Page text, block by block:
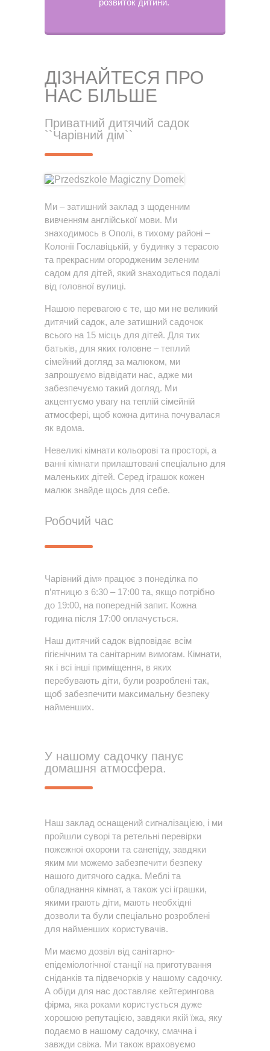
розвиток дитини.
ДІЗНАЙТЕСЯ ПРО
НАС БІЛЬШЕ
Приватний дитячий садок
``Чарівний дім``
Ми – затишний заклад з щоденним
вивченням англійської мови. Ми
знаходимось в Ополі, в тихому районі –
Колонії Гославіцькій, у будинку з терасою
та прекрасним огородженим зеленим
садом для дітей, який знаходиться подалі
від головної вулиці.
Нашою перевагою є те, що ми не великий
дитячий садок, але затишний садочок
всього на 15 місць для дітей. Для тих
батьків, для яких головне – теплий
сімейний догляд за малюком, ми
запрошуємо відвідати нас, адже ми
забезпечуємо такий догляд. Ми
акцентуємо увагу на теплій сімейній
атмосфері, щоб кожна дитина почувалася
як вдома.
Невеликі кімнати кольорові та просторі, а
ванні кімнати прилаштовані спеціально для
маленьких дітей. Серед іграшок кожен
малюк знайде щось для себе.
Робочий час
Чарівний дім» працює з понеділка по
п’ятницю з 6:30 – 17:00 та, якщо потрібно
до 19:00, на попередній запит. Кожна
година після 17:00 оплачується.
Наш дитячий садок відповідає всім
гігієнічним та санітарним вимогам. Кімнати,
як і всі інші приміщення, в яких
перебувають діти, були розроблені так,
щоб забезпечити максимальну безпеку
найменших.
У нашому садочку панує
домашня атмосфера.
Наш заклад оснащений сигналізацією, і ми
пройшли суворі та ретельні перевірки
пожежної охорони та санепіду, завдяки
яким ми можемо забезпечити безпеку
нашого дитячого садка. Меблі та
обладнання кімнат, а також усі іграшки,
якими грають діти, мають необхідні
дозволи та були спеціально розроблені
для найменших користувачів.
Ми маємо дозвіл від санітарно-
епідеміологічної станції на приготування
сніданків та підвечорків у нашому садочку.
А обіди для нас доставляє кейтерингова
фірма, яка роками користується дуже
хорошою репутацією, завдяки якій їжа, яку
подаємо в нашому садочку, смачна і
завжди свіжа. Ми також враховуємо